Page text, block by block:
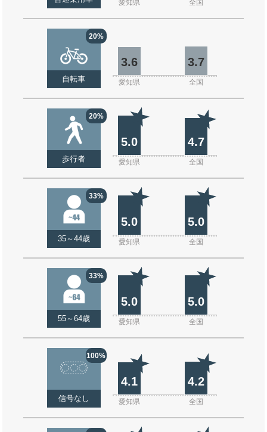
愛知県 全国
20%
自転車
3.6 3.7
愛知県 全国
20%
歩行者
5.0 4.7
愛知県 全国
33%
35～44歳
5.0 5.0
愛知県 全国
33%
55～64歳
5.0 5.0
愛知県 全国
100%
信号なし
4.1 4.2
愛知県 全国